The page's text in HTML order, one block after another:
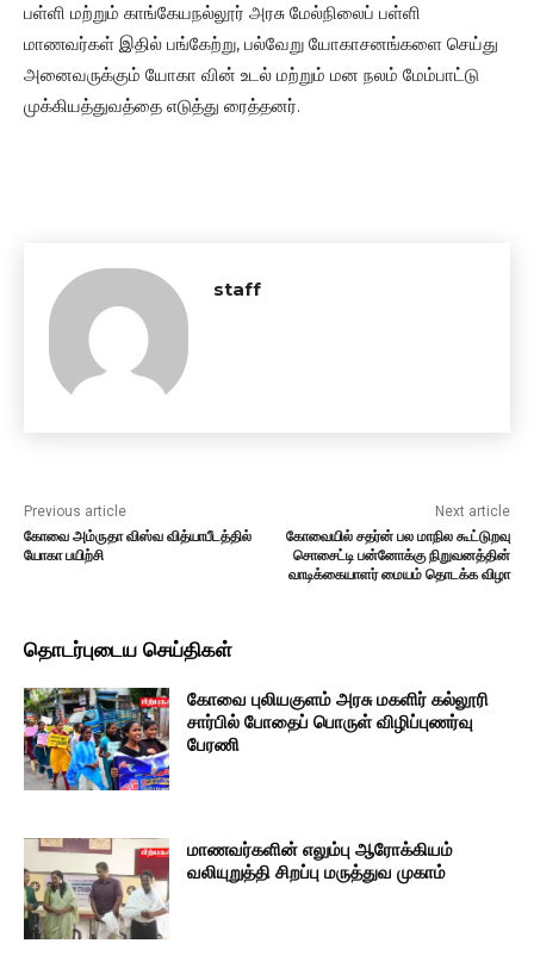
பள்ளி மற்றும் காங்கேயநல்லூர் அரசு மேல்நிலைப் பள்ளி
மாணவர்கள் இதில் பங்கேற்று, பல்வேறு யோகாசனங்களை செய்து
அனைவருக்கும் யோகா வின் உடல் மற்றும் மன நலம் மேம்பாட்டு
முக்கியத்துவத்தை எடுத்து ரைத்தனர்.
staff
Previous article
கோவை அம்ருதா விஸ்வ வித்யாபீடத்தில்
யோகா பயிற்சி
Next article
கோவையில் சதர்ன் பல மாநில கூட்டுறவு
சொசைட்டி பன்னோக்கு நிறுவனத்தின்
வாடிக்கையாளர் மையம் தொடக்க விழா
தொடர்புடைய செய்திகள்
கோவை புலியகுளம் அரசு மகளிர் கல்லூரி
சார்பில் போதைப் பொருள் விழிப்புணர்வு
பேரணி
மாணவர்களின் எலும்பு ஆரோக்கியம்
வலியுறுத்தி சிறப்பு மருத்துவ முகாம்